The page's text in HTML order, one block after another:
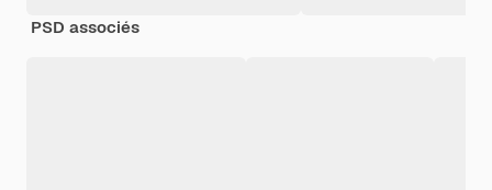
PSD associés